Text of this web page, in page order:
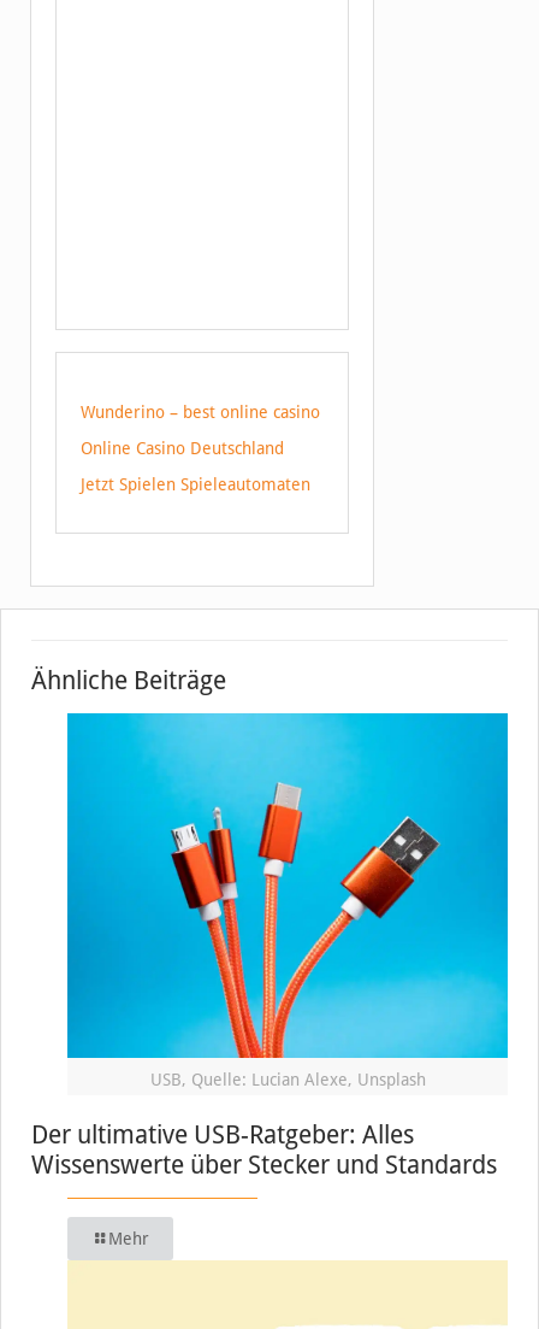
Wunderino – best online casino
Online Casino Deutschland
Jetzt Spielen Spieleautomaten
Ähnliche Beiträge
USB, Quelle: Lucian Alexe, Unsplash
Der ultimative USB-Ratgeber: Alles
Wissenswerte über Stecker und Standards
Mehr